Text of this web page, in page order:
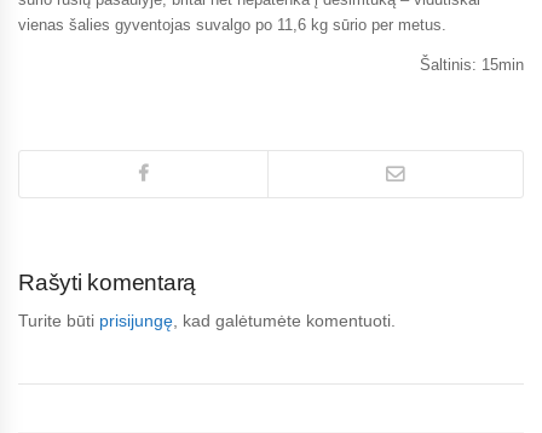
vienas šalies gyventojas suvalgo po 11,6 kg sūrio per metus.
Šaltinis: 15min
Rašyti komentarą
Turite būti prisijungę , kad galėtumėte komentuoti.